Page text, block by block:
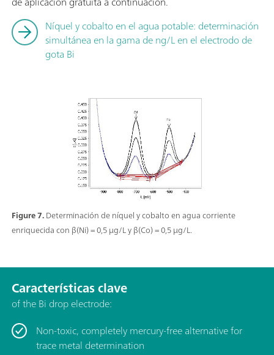
Figure 7.Determinación de níquel y cobalto en agua corriente
enriquecida con β(Ni) = 0,5 µg/L y β(Co) = 0,5 µg/L.
Níquel y cobalto en el agua potable: determinación
simultánea en la gama de ng/L en el electrodo de
gota Bi
Características clave
of the Bi drop electrode:
Non-toxic, completely mercury-free alternative for
trace metal determination